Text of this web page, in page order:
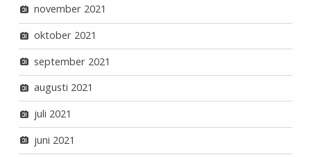
november 2021
oktober 2021
september 2021
augusti 2021
juli 2021
juni 2021